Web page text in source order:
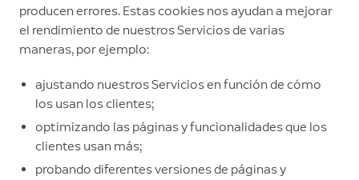
producen errores. Estas cookies nos ayudan a mejorar
el rendimiento de nuestros Servicios de varias
maneras, por ejemplo:
ajustando nuestros Servicios en función de cómo
los usan los clientes;
optimizando las páginas y funcionalidades que los
clientes usan más;
probando diferentes versiones de páginas y